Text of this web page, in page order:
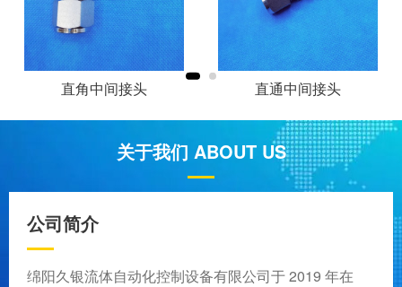
直角中间接头 直通中间接头
关于我们 ABOUT US
公司简介
绵阳久银流体自动化控制设备有限公司于 2019 年在